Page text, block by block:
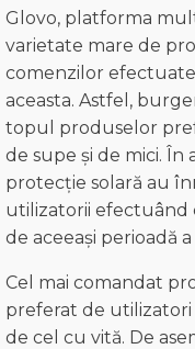
Glovo, platforma
varietate mare de
comenzilor
aceasta. Astfel,
topul produselor
de supe și de mici.
protecție solară au
utilizatorii efectuând
de aceeași perioadă
Cel mai comandat
preferat de
de cel cu vită. De